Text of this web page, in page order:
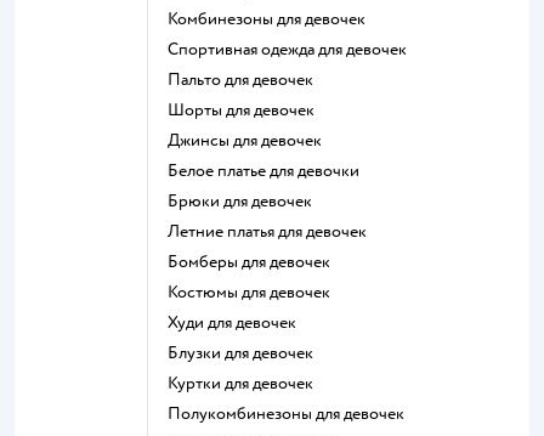
Комбинезоны для девочек
Спортивная одежда для девочек
Пальто для девочек
Шорты для девочек
Джинсы для девочек
Белое платье для девочки
Брюки для девочек
Летние платья для девочек
Бомберы для девочек
Костюмы для девочек
Худи для девочек
Блузки для девочек
Куртки для девочек
Полукомбинезоны для девочек